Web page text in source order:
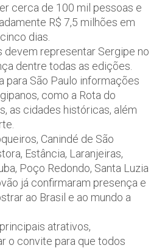
cerca de 100 mil pessoas e
R$ 7,5 milhões em
dias.
devem representar Sergipe no
dentre todas as edições.
para São Paulo informações
como a Rota do
as cidades históricas, além
Canindé de São
Estância, Laranjeiras,
Poço Redondo, Santa Luzia
já confirmaram presença e
ao Brasil e ao mundo a
atrativos,
o convite para que todos